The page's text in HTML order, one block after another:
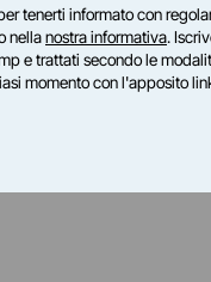
tenerti informato con
nellanostra informativa.
e trattati secondo le
momento con l'apposito